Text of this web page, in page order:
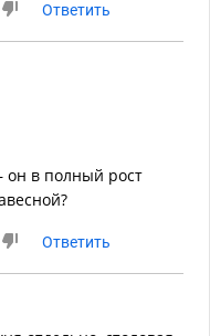
Ответить
он в полный рост
Ответить